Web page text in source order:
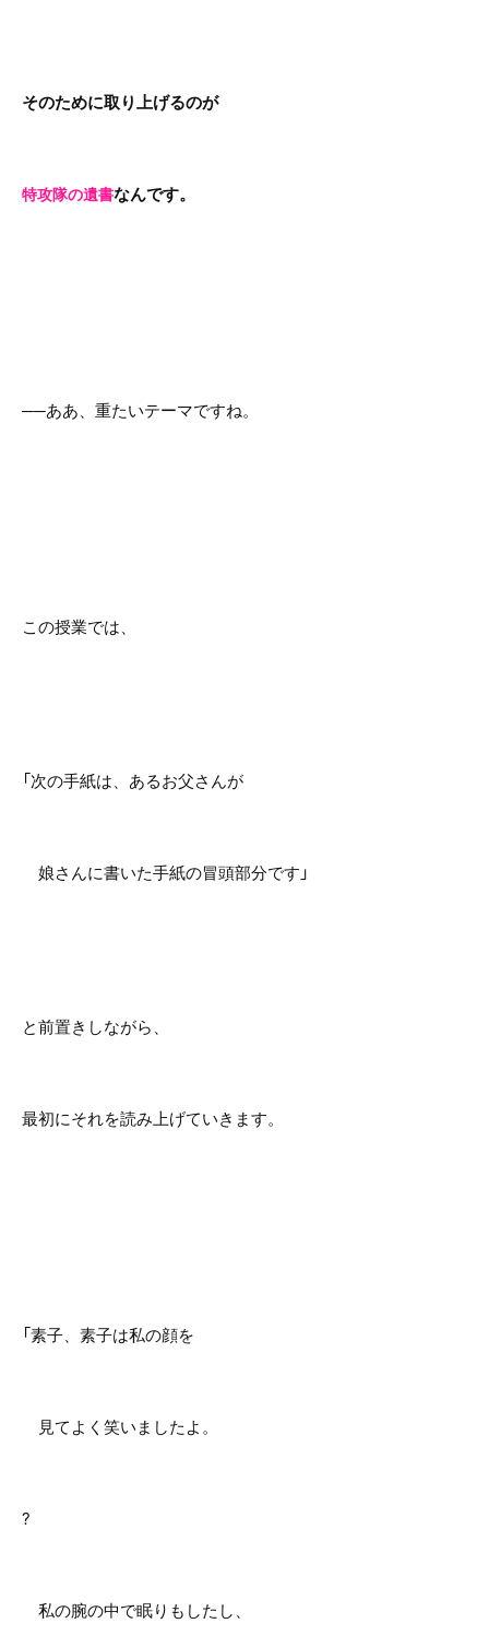
そのために取り上げるのが
特攻隊の遺書なんです。
──ああ、重たいテーマですね。
この授業では、
「次の手紙は、あるお父さんが
娘さんに書いた手紙の冒頭部分です」
と前置きしながら、
最初にそれを読み上げていきます。
「素子、素子は私の顔を
見てよく笑いましたよ。
?
私の腕の中で眠りもしたし、